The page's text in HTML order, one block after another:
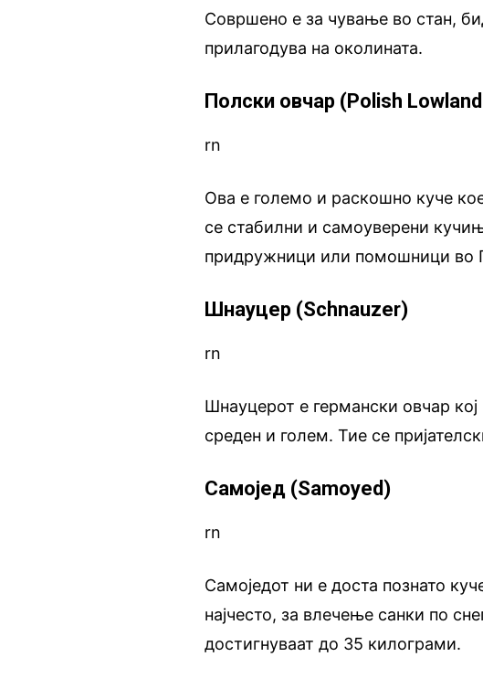
Совршено е за чување во стан,
прилагодува на околината.
Полски овчар (Polish
rn
Ова е големо и раскошно куче
се стабилни и самоуверени
придружници или помошници во
Шнауцер (Schnauzer)
rn
Шнауцерот е германски овчар
среден и голем. Тие се
Самојед (Samoyed)
rn
Самоједот ни е доста познато
најчесто, за влечење санки по
достигнуваат до 35 килограми.